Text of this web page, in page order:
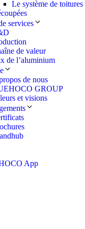
Le système de
services
de valeur
de l’aluminium
de nous
GROUP
et visions
App